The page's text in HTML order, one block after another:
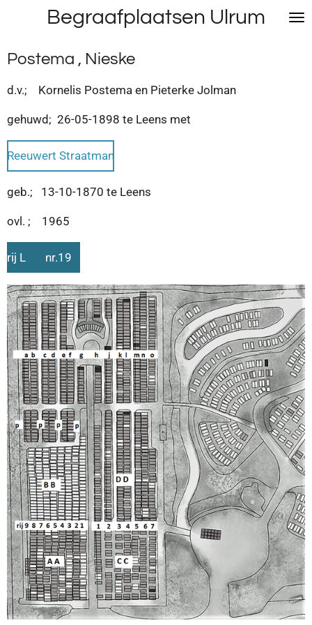
naar
de
hoofdinhoud
Begraafplaatsen Ulrum
Postema , Nieske
d.v.; Kornelis Postema en Pieterke Jolman
gehuwd; 26-05-1898 te Leens met
Reeuwert Straatman
geb.; 13-10-1870 te Leens
ovl. ; 1965
rij L nr.19